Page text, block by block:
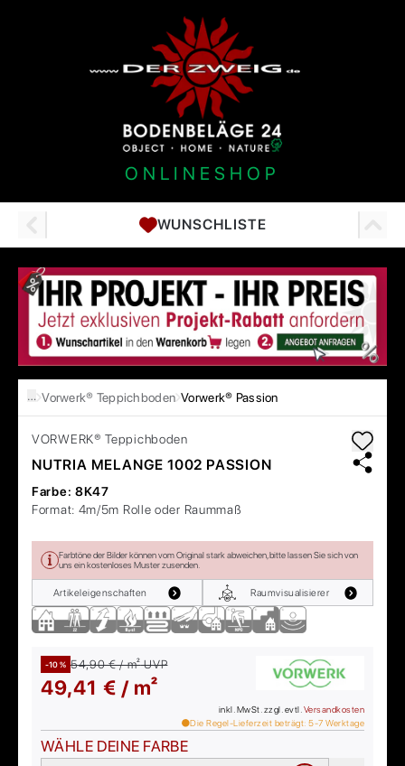
ONLINESHOP
WUNSCHLISTE
… Vorwerk® Teppichboden Vorwerk® Passion
VORWERK® Teppichboden
NUTRIA MELANGE 1002 PASSION
Farbe: 8K47
Format: 4m/5m Rolle oder Raummaß
Farbtöne der Bilder können vom Original stark abweichen, bitte lassen Sie sich von
uns ein kostenloses Muster zusenden.
Artikeleigenschaften Raumvisualisierer
-10 % 54,90 € / m²UVP
49,41 € / m²
inkl. MwSt. zzgl. evtl. Versandkosten
Die Regel-Lieferzeit beträgt: 5-7 Werktage
WÄHLE DEINE FARBE